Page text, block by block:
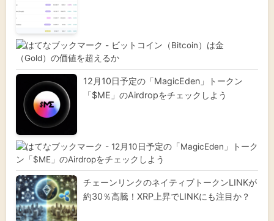
12月10日予定の「MagicEden」トークン
「$ME」のAirdropをチェックしよう
チェーンリンクのネイティブトークンLINKが
約30％高騰！XRP上昇でLINKにも注目か？